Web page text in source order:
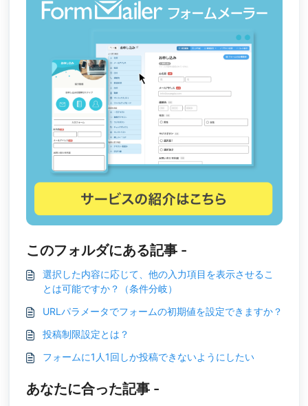
このフォルダにある記事 -
選択した内容に応じて、他の入力項目を表示させるこ
とは可能ですか？（条件分岐）
URLパラメータでフォームの初期値を設定できますか？
投稿制限設定とは？
フォームに1人1回しか投稿できないようにしたい
あなたに合った記事 -